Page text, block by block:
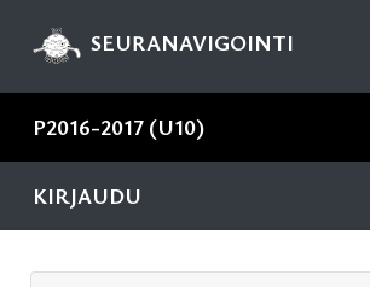
SEURANAVIGOINTI
P2016-2017 (U10)
KIRJAUDU